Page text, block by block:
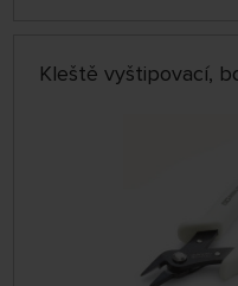
Kleště vyštipovací,